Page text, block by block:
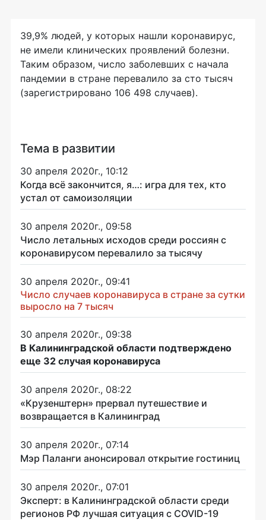
39,9% людей, у которых нашли коронавирус,
не имели клинических проявлений болезни.
Таким образом, число заболевших с начала
пандемии в стране перевалило за сто тысяч
(зарегистрировано 106 498 случаев).
Тема в развитии
30 апреля 2020г., 10:12
Когда всё закончится, я…: игра для тех, кто
устал от самоизоляции
30 апреля 2020г., 09:58
Число летальных исходов среди россиян с
коронавирусом перевалило за тысячу
30 апреля 2020г., 09:41
Число случаев коронавируса в стране за сутки
выросло на 7 тысяч
30 апреля 2020г., 09:38
В Калининградской области подтверждено
еще 32 случая коронавируса
30 апреля 2020г., 08:22
«Крузенштерн» прервал путешествие и
возвращается в Калининград
30 апреля 2020г., 07:14
Мэр Паланги анонсировал открытие гостиниц
30 апреля 2020г., 07:01
Эксперт: в Калининградской области среди
регионов РФ лучшая ситуация с COVID-19